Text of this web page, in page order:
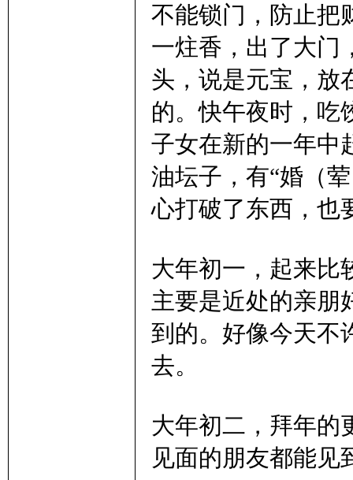
不能锁门，防止把
一炷香，出了大门
头，说是元宝，放
的。快午夜时，吃
子女在新的一年中
油坛子，有“婚（
心打破了东西，也
大年初一，起来比
主要是近处的亲朋
到的。好像今天不
去。
大年初二，拜年的
见面的朋友都能见